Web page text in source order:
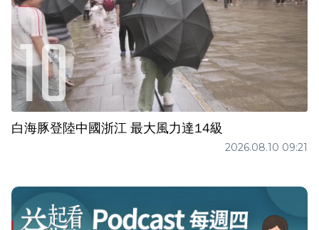
白海豚登陸中國浙江 最大風力達14級
2026.08.10 09:21